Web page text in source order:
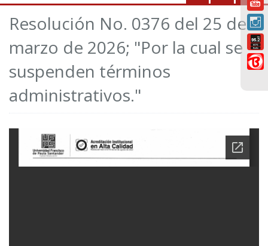
Resolución No. 0376 del 25 de
marzo de 2026; "Por la cual se
suspenden términos
administrativos."